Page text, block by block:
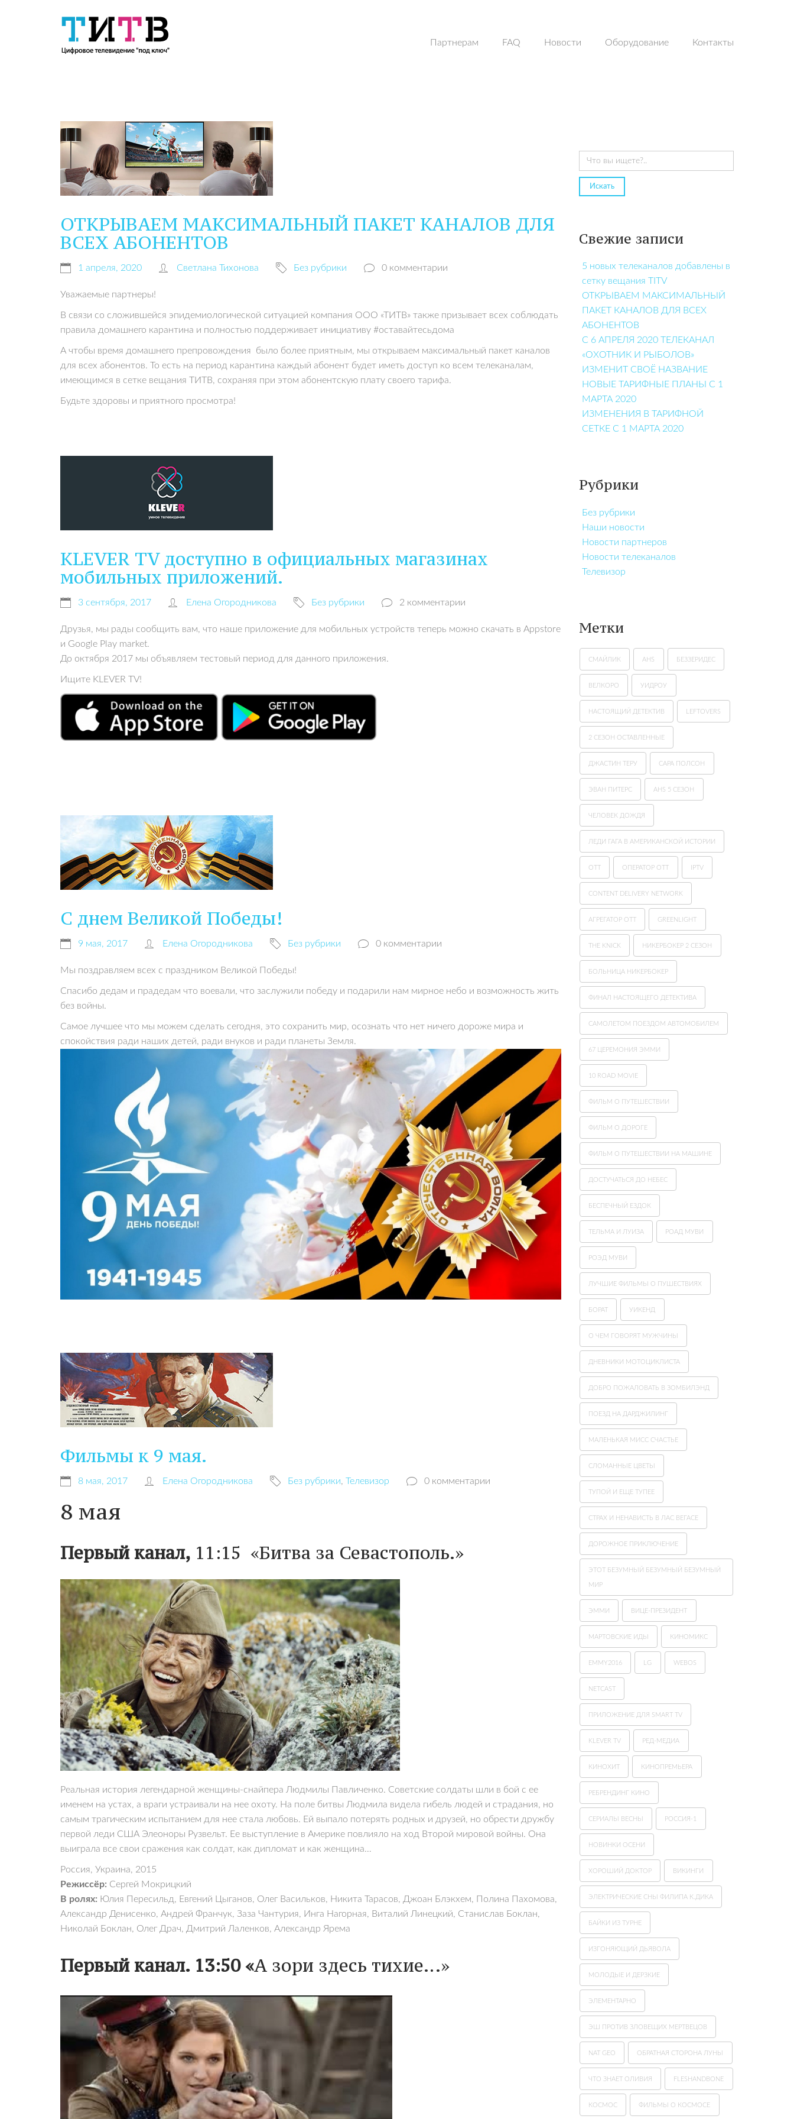
Партнерам FAQ Новости Оборудование Контакты
ОТКРЫВАЕМ МАКСИМАЛЬНЫЙ ПАКЕТ КАНАЛОВ ДЛЯ
ВСЕХ АБОНЕНТОВ
1 апреля, 2020 Светлана Тихонова Без рубрики 0 комментарии
Уважаемые партнеры!
В связи со сложившейся эпидемиологической ситуацией компания ООО «ТИТВ» также призывает всех соблюдать
правила домашнего карантина и полностью поддерживает инициативу #оставайтесьдома
А чтобы время домашнего препровождения было более приятным, мы открываем максимальный пакет каналов
для всех абонентов. То есть на период карантина каждый абонент будет иметь доступ ко всем телеканалам,
имеющимся в сетке вещания ТИТВ, сохраняя при этом абонентскую плату своего тарифа.
Будьте здоровы и приятного просмотра!
KLEVER TV доступно в официальных магазинах
мобильных приложений.
3 сентября, 2017 Елена Огородникова Без рубрики 2 комментарии
Друзья, мы рады сообщить вам, что наше приложение для мобильных устройств теперь можно скачать в Appstore
и Google Play market.
До октября 2017 мы объявляем тестовый период для данного приложения.
Ищите KLEVER TV!
C днем Великой Победы!
9 мая, 2017 Елена Огородникова Без рубрики 0 комментарии
Мы поздравляем всех с праздником Великой Победы!
Спасибо дедам и прадедам что воевали, что заслужили победу и подарили нам мирное небо и возможность жить
без войны.
Самое лучшее что мы можем сделать сегодня, это сохранить мир, осознать что нет ничего дороже мира и
спокойствия ради наших детей, ради внуков и ради планеты Земля.
Фильмы к 9 мая.
8 мая, 2017 Елена Огородникова Без рубрики, Телевизор 0 комментарии
8 мая
Первый канал, 11:15 «Битва за Севастополь.»
Реальная история легендарной женщины-снайпера Людмилы Павличенко. Советские солдаты шли в бой с ее
именем на устах, а враги устраивали на нее охоту. На поле битвы Людмила видела гибель людей и страдания, но
самым трагическим испытанием для нее стала любовь. Ей выпало потерять родных и друзей, но обрести дружбу
первой леди США Элеоноры Рузвельт. Ее выступление в Америке повлияло на ход Второй мировой войны. Она
выиграла все свои сражения как солдат, как дипломат и как женщина…
Россия, Украина, 2015
Режиссёр: Сергей Мокрицкий
В ролях: Юлия Пересильд, Евгений Цыганов, Олег Васильков, Никита Тарасов, Джоан Блэкхем, Полина Пахомова,
Александр Денисенко, Андрей Франчук, Заза Чантурия, Инга Нагорная, Виталий Линецкий, Станислав Боклан,
Николай Боклан, Олег Драч, Дмитрий Лаленков, Александр Ярема
Первый канал. 13:50«А зори здесь тихие…»
Свежие записи
5 новых телеканалов добавлены в
сетку вещания TITV
ОТКРЫВАЕМ МАКСИМАЛЬНЫЙ
ПАКЕТ КАНАЛОВ ДЛЯ ВСЕХ
АБОНЕНТОВ
С 6 АПРЕЛЯ 2020 ТЕЛЕКАНАЛ
«ОХОТНИК И РЫБОЛОВ»
ИЗМЕНИТ СВОЁ НАЗВАНИЕ
НОВЫЕ ТАРИФНЫЕ ПЛАНЫ С 1
МАРТА 2020
ИЗМЕНЕНИЯ В ТАРИФНОЙ
СЕТКЕ С 1 МАРТА 2020
Рубрики
Без рубрики
Наши новости
Новости партнеров
Новости телеканалов
Телевизор
Метки
СМАЙЛИК AHS БЕЗЗЕРИДЕС
ВЕЛКОРО УИДРОУ
НАСТОЯЩИЙ ДЕТЕКТИВ LEFTOVERS
2 СЕЗОН ОСТАВЛЕННЫЕ
ДЖАСТИН ТЕРУ САРА ПОЛСОН
ЭВАН ПИТЕРС AHS 5 СЕЗОН
ЧЕЛОВЕК ДОЖДЯ
ЛЕДИ ГАГА В АМЕРИКАНСКОЙ ИСТОРИИ
ОТТ ОПЕРАТОР OTT IPTV
CONTENT DELIVERY NETWORK
АГРЕГАТОР OTT GREENLIGHT
THE KNICK НИКЕРБОКЕР 2 СЕЗОН
БОЛЬНИЦА НИКЕРБОКЕР
ФИНАЛ НАСТОЯЩЕГО ДЕТЕКТИВА
САМОЛЕТОМ ПОЕЗДОМ АВТОМОБИЛЕМ
67 ЦЕРЕМОНИЯ ЭММИ
10 ROAD MOVIE
ФИЛЬМ О ПУТЕШЕСТВИИ
ФИЛЬМ О ДОРОГЕ
ФИЛЬМ О ПУТЕШЕСТВИИ НА МАШИНЕ
ДОСТУЧАТЬСЯ ДО НЕБЕС
БЕСПЕЧНЫЙ ЕЗДОК
ТЕЛЬМА И ЛУИЗА РОАД МУВИ
РОЭД МУВИ
ЛУЧШИЕ ФИЛЬМЫ О ПУШЕСТВИЯХ
БОРАТ УИКЕНД
О ЧЕМ ГОВОРЯТ МУЖЧИНЫ
ДНЕВНИКИ МОТОЦИКЛИСТА
ДОБРО ПОЖАЛОВАТЬ В ЗОМБИЛЭНД
ПОЕЗД НА ДАРДЖИЛИНГ
МАЛЕНЬКАЯ МИСС СЧАСТЬЕ
СЛОМАННЫЕ ЦВЕТЫ
ТУПОЙ И ЕЩЕ ТУПЕЕ
СТРАХ И НЕНАВИСТЬ В ЛАС ВЕГАСЕ
ДОРОЖНОЕ ПРИКЛЮЧЕНИЕ
ЭТОТ БЕЗУМНЫЙ БЕЗУМНЫЙ БЕЗУМНЫЙ
МИР
ЭММИ ВИЦЕ-ПРЕЗИДЕНТ
МАРТОВСКИЕ ИДЫ КИНОМИКС
EMMY2016 LG WEBOS
NETCAST
ПРИЛОЖЕНИЕ ДЛЯ SMART TV
KLEVER TV РЕД-МЕДИА
КИНОХИТ КИНОПРЕМЬЕРА
РЕБРЕНДИНГ КИНО
СЕРИАЛЫ ВЕСНЫ РОССИЯ-1
НОВИНКИ ОСЕНИ
ХОРОШИЙ ДОКТОР ВИКИНГИ
ЭЛЕКТРИЧЕСКИЕ СНЫ ФИЛИПА К.ДИКА
БАЙКИ ИЗ ТУРНЕ
ИЗГОНЯЮЩИЙ ДЬЯВОЛА
МОЛОДЫЕ И ДЕРЗКИЕ
ЭЛЕМЕНТАРНО
ЭШ ПРОТИВ ЗЛОВЕЩИХ МЕРТВЕЦОВ
NAT GEO ОБРАТНАЯ СТОРОНА ЛУНЫ
ЧТО ЗНАЕТ ОЛИВИЯ FLESHANDBONE
КОСМОС ФИЛЬМЫ О КОСМОСЕ